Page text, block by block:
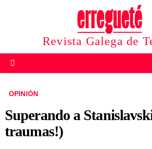
Revista Galega de
OPINIÓN
Superando a
traumas!)